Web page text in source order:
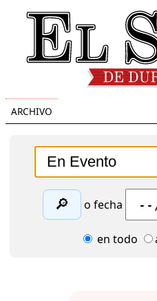
ARCHIVO
🔎 o fecha
en todo